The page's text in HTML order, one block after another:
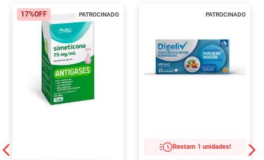
PATROCINADO
17%OFF PATROCINADO
Restam 1 unidades!